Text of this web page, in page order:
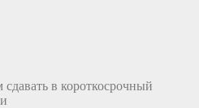
в короткосрочный